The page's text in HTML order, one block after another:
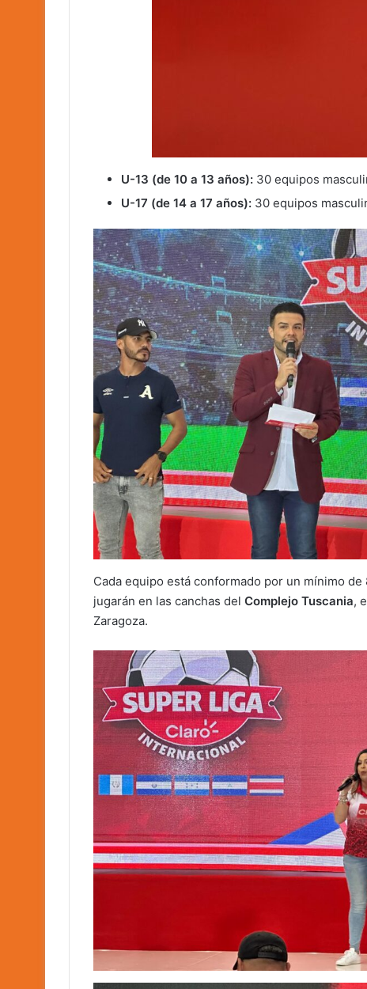
U-13 (de 10 a 13 años): 30 equipos
U-17 (de 14 a 17 años): 30 equipos
Cada equipo está conformado por un mínimo
jugarán en las canchas del Complejo Tuscania,
Zaragoza.